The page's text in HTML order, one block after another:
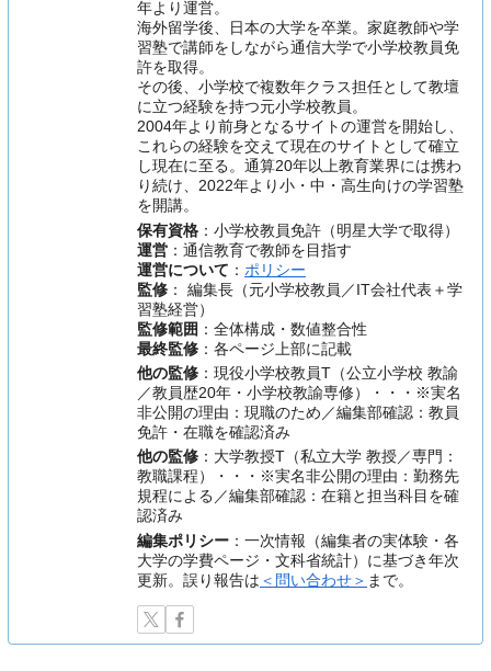
年より運営。
海外留学後、日本の大学を卒業。家庭教師や学
習塾で講師をしながら通信大学で小学校教員免
許を取得。
その後、小学校で複数年クラス担任として教壇
に立つ経験を持つ元小学校教員。
2004年より前身となるサイトの運営を開始し、
これらの経験を交えて現在のサイトとして確立
し現在に至る。通算20年以上教育業界には携わ
り続け、2022年より小・中・高生向けの学習塾
を開講。
保有資格 ：小学校教員免許（明星大学で取得）
運営 ：通信教育で教師を目指す
運営について ： ポリシー
監修 ： 編集長（元小学校教員／IT会社代表＋学
習塾経営）
監修範囲 ：全体構成・数値整合性
最終監修 ：各ページ上部に記載
他の監修 ：現役小学校教員T（公立小学校 教諭
／教員歴20年・小学校教諭専修）・・・※実名
非公開の理由：現職のため／編集部確認：教員
免許・在職を確認済み
他の監修 ：大学教授T（私立大学 教授／専門：
教職課程）・・・※実名非公開の理由：勤務先
規程による／編集部確認：在籍と担当科目を確
認済み
編集ポリシー ：一次情報（編集者の実体験・各
大学の学費ページ・文科省統計）に基づき年次
更新。誤り報告は ＜問い合わせ＞ まで。